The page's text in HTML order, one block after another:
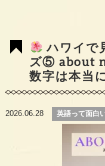
ハワイで
ズ⑤ about
数字は本当
2026.06.28 英語って面白